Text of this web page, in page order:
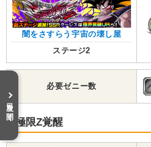
闇をさすらう宇宙の壊し屋
ステージ2
必要ゼニー数
極限Z覚醒
目次を開く